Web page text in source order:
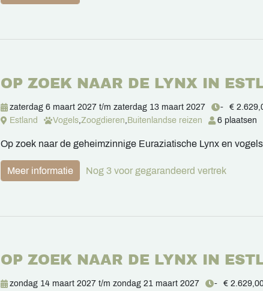
OP ZOEK NAAR DE LYNX IN
zaterdag 6 maart 2027 t/m zaterdag 13 maart 2027 -
€
Estland
Vogels Zoogdieren Buitenlandse reizen 6 plaatsen
Op zoek naar de geheimzinnige Euraziatische Lynx en
Meer informatie Nog 3 voor gegarandeerd vertrek
OP ZOEK NAAR DE LYNX IN
zondag 14 maart 2027 t/m zondag 21 maart 2027 -
€